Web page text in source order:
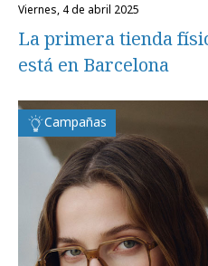
viernes, 4 de abril 2025
La primera tienda
está en Barcelona
Campañas